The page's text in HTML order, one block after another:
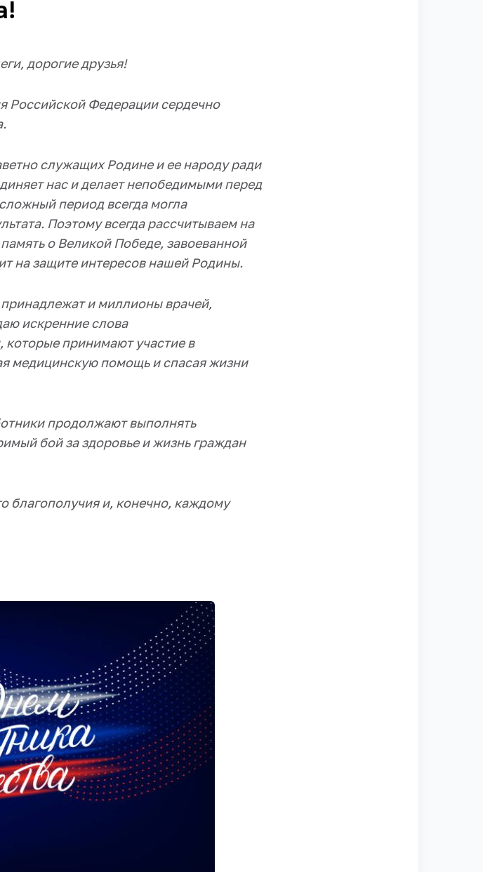
дорогие друзья!
Российской Федерации сердечно
служащих Родине и ее народу ради
нас и делает непобедимыми перед
период всегда могла
Поэтому всегда рассчитываем на
о Великой Победе, завоеванной
на защите интересов нашей Родины.
и миллионы врачей,
искренние слова
принимают участие в
медицинскую помощь и спасая жизни
продолжают выполнять
бой за здоровье и жизнь граждан
благополучия и, конечно, каждому